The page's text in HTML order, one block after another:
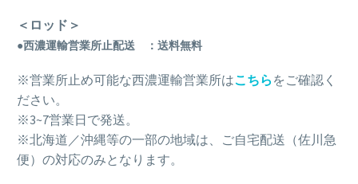
＜ロッド＞
●西濃運輸営業所止配送 ：送料無料
※営業所止め可能な西濃運輸営業所はこちら をご確認く
ださい。
※3~7営業日で発送。
※北海道／沖縄等の一部の地域は、ご自宅配送（佐川急
便）の対応のみとなります。